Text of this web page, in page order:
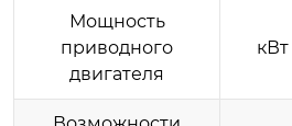
Мощность
приводного
двигателя
кВт